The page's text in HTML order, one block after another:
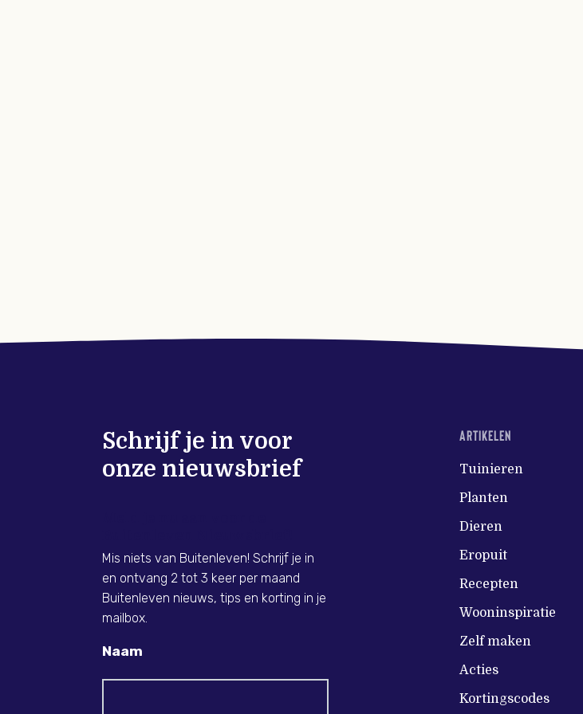
Schrijf je in voor
onze nieuwsbrief
Mis niets van Buitenleven! Schrijf je in
en ontvang 2 tot 3 keer per maand
Buitenleven nieuws, tips en korting in je
mailbox.
Naam
ARTIKELEN
Tuinieren
Planten
Dieren
Eropuit
Recepten
Wooninspiratie
Zelf maken
Acties
Kortingscodes